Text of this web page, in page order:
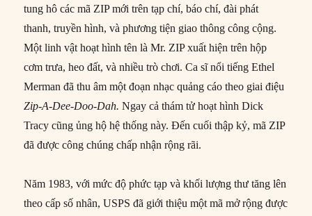
tung hô các mã ZIP mới trên tạp chí, báo chí, đài phát
thanh, truyền hình, và phương tiện giao thông công cộng.
Một linh vật hoạt hình tên là Mr. ZIP xuất hiện trên hộp
cơm trưa, heo đất, và nhiều trò chơi. Ca sĩ nổi tiếng Ethel
Merman đã thu âm một đoạn nhạc quảng cáo theo giai điệu
Zip-A-Dee-Doo-Dah.Ngay cả thám tử hoạt hình Dick
Tracy cũng ủng hộ hệ thống này. Đến cuối thập kỷ, mã ZIP
đã được công chúng chấp nhận rộng rãi.
Năm 1983, với mức độ phức tạp và khối lượng thư tăng lên
theo cấp số nhân, USPS đã giới thiệu một mã mở rộng được